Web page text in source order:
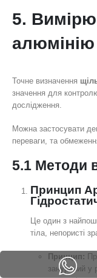
5.
алюмінію
Точне визначення
значення для
дослідження.
Можна застосувати
переваги, та
5.1 Методи
Принцип
Це один з
тіла, непористі
Принцип:
занурений у